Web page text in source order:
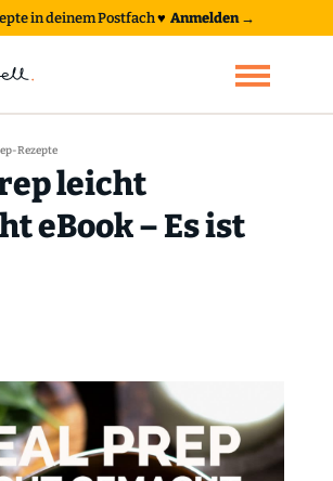
in deinem Postfach♥ Anmelden →
Rezepte
leicht
eBook – Es ist